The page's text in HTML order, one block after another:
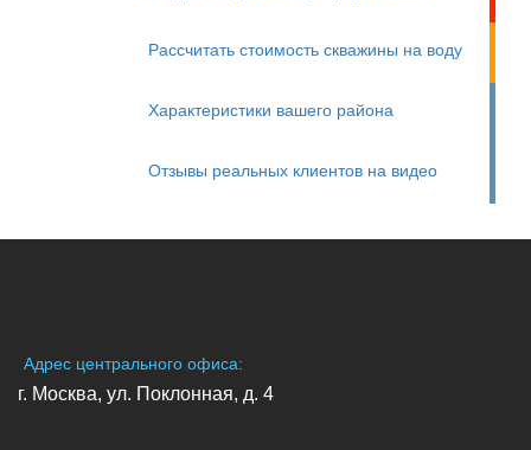
Рассчитать стоимость скважины на воду
Характеристики вашего района
Отзывы реальных клиентов на видео
Адрес центрального офиса:
г. Москва, ул. Поклонная, д. 4